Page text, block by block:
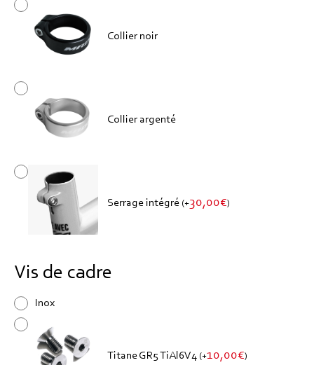
Collier noir
Collier argenté
Serrage intégré (+30,00€)
Vis de cadre
Inox
Titane GR5 TiAl6V4 (+10,00€)